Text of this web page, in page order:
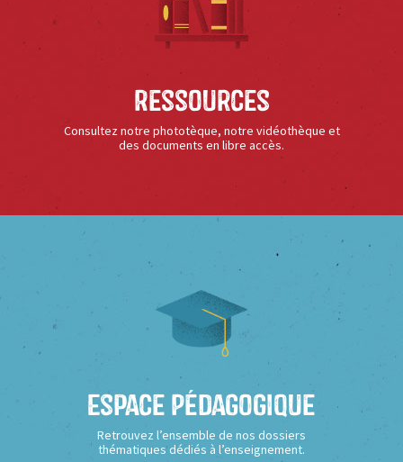
Ressources
Consultez notre phototèque, notre vidéothèque et
des documents en libre accès.
Espace Pédagogique
Retrouvez l’ensemble de nos dossiers
thématiques dédiés à l’enseignement.